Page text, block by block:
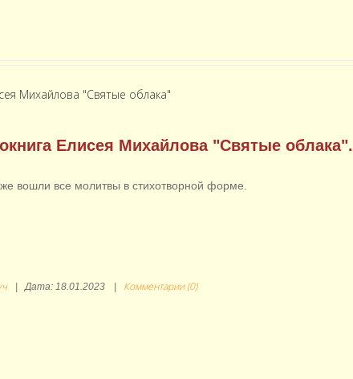
Михайлова "Святые облака"
Елисея Михайлова "Святые облака".
вошли все молитвы в стихотворной форме.
Дата: 18.01.2023 Комментарии (0)